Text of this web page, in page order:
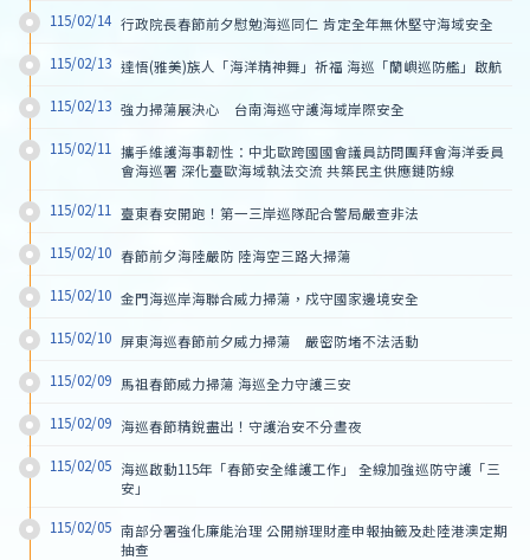
115/02/14 行政院長春節前夕慰勉海巡同仁 肯定全年無休堅守海域安全
115/02/13 達悟(雅美)族人「海洋精神舞」祈福 海巡「蘭嶼巡防艦」啟航
115/02/13 強力掃蕩展決心　台南海巡守護海域岸際安全
115/02/11
攜手維護海事韌性：中北歐跨國國會議員訪問團拜會海洋委員
會海巡署 深化臺歐海域執法交流 共築民主供應鏈防線
115/02/11 臺東春安開跑！第一三岸巡隊配合警局嚴查非法
115/02/10 春節前夕海陸嚴防 陸海空三路大掃蕩
115/02/10 金門海巡岸海聯合威力掃蕩，戍守國家邊境安全
115/02/10 屏東海巡春節前夕威力掃蕩　嚴密防堵不法活動
115/02/09 馬祖春節威力掃蕩 海巡全力守護三安
115/02/09 海巡春節精銳盡出！守護治安不分晝夜
115/02/05 海巡啟動115年「春節安全維護工作」 全線加強巡防守護「三
安」
115/02/05 南部分署強化廉能治理 公開辦理財產申報抽籤及赴陸港澳定期
抽查